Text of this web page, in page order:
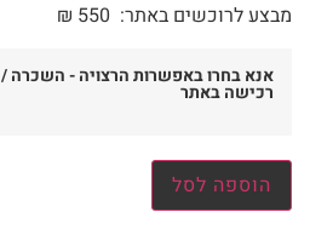
מבצע לרוכשים באתר:
₪ 550
אנא בחרו באפשרות הרצויה - השכרה /
רכישה באתר
הוספה לסל